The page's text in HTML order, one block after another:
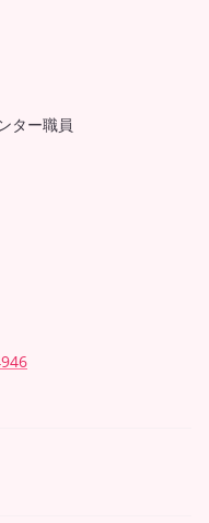
ター職員